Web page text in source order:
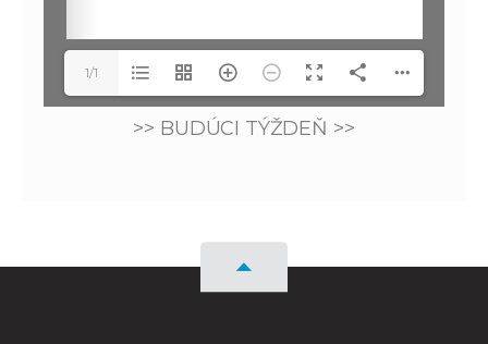
1/1
>> BUDÚCI TÝŽDEŇ >>